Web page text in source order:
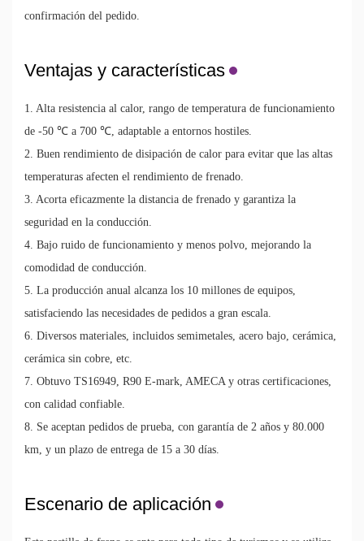
confirmación del pedido.
Ventajas y características
1. Alta resistencia al calor, rango de temperatura de funcionamiento
de -50 ℃ a 700 ℃, adaptable a entornos hostiles.
2. Buen rendimiento de disipación de calor para evitar que las altas
temperaturas afecten el rendimiento de frenado.
3. Acorta eficazmente la distancia de frenado y garantiza la
seguridad en la conducción.
4. Bajo ruido de funcionamiento y menos polvo, mejorando la
comodidad de conducción.
5. La producción anual alcanza los 10 millones de equipos,
satisfaciendo las necesidades de pedidos a gran escala.
6. Diversos materiales, incluidos semimetales, acero bajo, cerámica,
cerámica sin cobre, etc.
7. Obtuvo TS16949, R90 E-mark, AMECA y otras certificaciones,
con calidad confiable.
8. Se aceptan pedidos de prueba, con garantía de 2 años y 80.000
km, y un plazo de entrega de 15 a 30 días.
Escenario de aplicación